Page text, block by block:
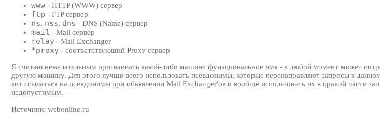
www - HTTP (WWW) сервер
ftp - FTP сервер
ns, nss, dns - DNS (Name) сервер
mail - Mail сервер
relay - Mail Exchanger
*proxy - соответствующий Proxy сервер
Я считаю нежелательным присваивать какой-либо машине функциональное имя - в любой момент может
другую машину. Для этого лучше всего использовать псевдонимы, которые перенаправляют запросы к
вот ссылаться на псевдонимы при обьявлении Mail Exchanger'ов и вообще использовать их в правой части
недопустимым.
Источник: webonline.ru